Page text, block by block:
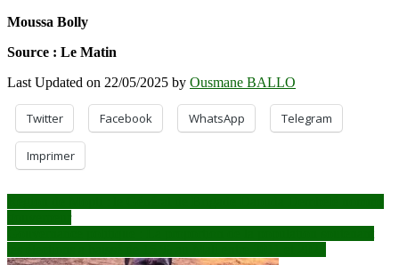
Moussa Bolly
Source : Le Matin
Last Updated on 22/05/2025 by Ousmane BALLO
Twitter Facebook WhatsApp Telegram
Imprimer
Navigation
de
l’article